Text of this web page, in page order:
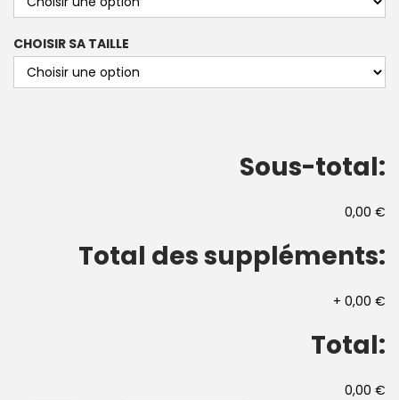
CHOISIR SA TAILLE
Sous-total:
0,00 €
Total des suppléments:
+ 0,00 €
Total:
0,00 €